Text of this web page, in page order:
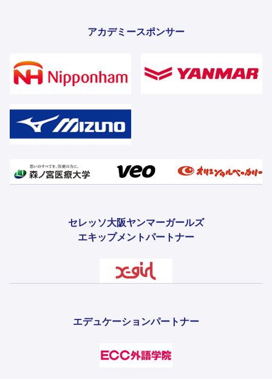
アカデミースポンサー
セレッソ大阪ヤンマーガールズ
エキップメントパートナー
エデュケーションパートナー